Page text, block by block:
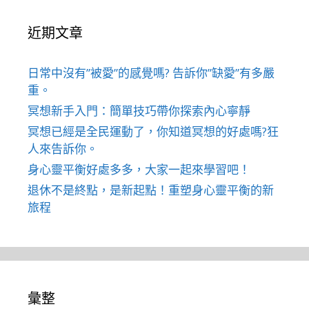
近期文章
日常中沒有”被愛”的感覺嗎? 告訴你”缺愛”有多嚴
重。
冥想新手入門：簡單技巧帶你探索內心寧靜
冥想已經是全民運動了，你知道冥想的好處嗎?狂
人來告訴你。
身心靈平衡好處多多，大家一起來學習吧！
退休不是終點，是新起點！重塑身心靈平衡的新
旅程
彙整